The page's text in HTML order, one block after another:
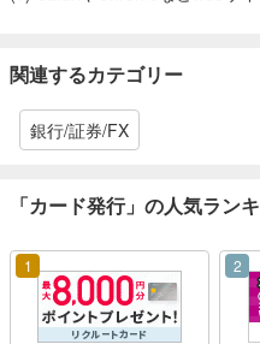
関連するカテゴリー
銀行/証券/FX
「カード発行」の人気ラン
1 2